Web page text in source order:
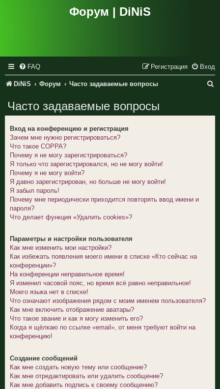
Форум | DiNiS
FAQ Вход
Регистрация
DiNiS Форум Часто задаваемые вопросы
Часто задаваемые вопросы
Вход на конференцию и регистрация
Зачем мне нужно регистрироваться?
Что такое COPPA?
Почему я не могу зарегистрироваться?
Я только что зарегистрировался, но не могу войти!
Почему я не могу войти?
Я давно зарегистрирован, но больше не могу войти!
Я забыл пароль!
Почему мне периодически приходится повторять ввод имени и
пароля?
Что делает функция «Удалить cookies»?
Параметры и настройки пользователя
Как мне изменить мои настройки?
Как избежать появления моего имени в списке «Кто сейчас на
конференции»?
На конференции неправильное время!
Я изменил часовой пояс, но время всё равно неправильное!
Моего языка нет в списке!
Что означают изображения рядом с моим именем пользователя?
Как мне включить отображение аватары?
Что такое звание и как я могу изменить его?
Когда я щёлкаю по ссылке «email», от меня требуют войти на
конференцию!
Создание сообщений
Как мне создать новую тему или сообщение?
Как мне отредактировать или удалить сообщение?
Как мне добавить подпись к своему сообщению?